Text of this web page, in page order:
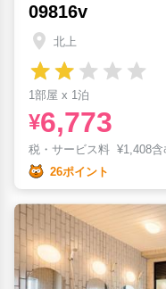
09816v
北上
1部屋 x 1泊
¥6,773
税・サービス料 ¥1,408含
26ポイント